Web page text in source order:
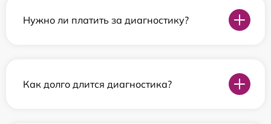
Нужно ли платить за диагностику?
Как долго длится диагностика?